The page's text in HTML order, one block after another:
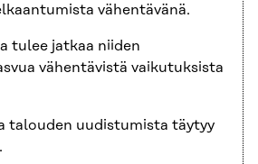
vähentävänä.
tulee jatkaa niiden
vähentävistä vaikutuksista
talouden uudistumista täytyy